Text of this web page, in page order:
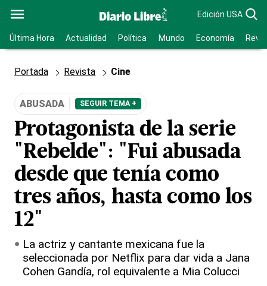
Edición USA
Última Hora Actualidad Política Mundo Economía
Portada Revista Cine
ABUSADA SEGUIR TEMA +
Protagonista de la serie
"Rebelde": "Fui abusada
desde que tenía como
tres años, hasta como los
12"
La actriz y cantante mexicana fue la
seleccionada por Netflix para dar vida a Jana
Cohen Gandía, rol equivalente a Mia Colucci